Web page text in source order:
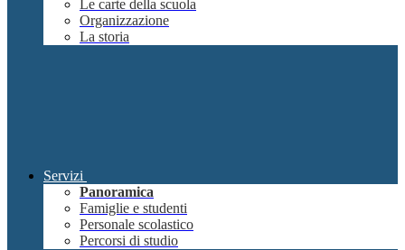
Le carte della scuola
Organizzazione
La storia
Servizi
Panoramica
Famiglie e studenti
Personale scolastico
Percorsi di studio